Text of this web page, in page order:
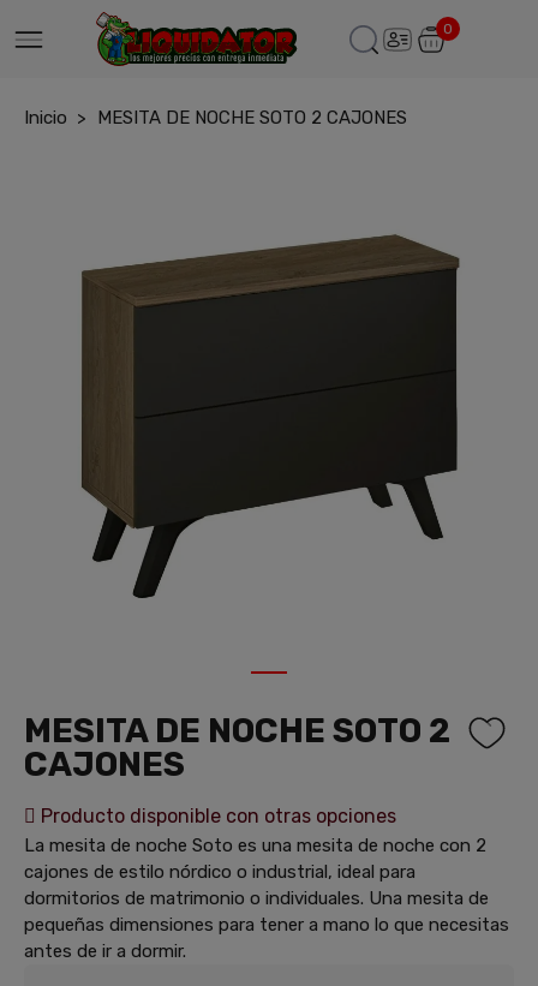
0
Inicio MESITA DE NOCHE SOTO 2 CAJONES
MESITA DE NOCHE SOTO 2
CAJONES
Producto disponible con otras opciones
La mesita de noche Soto es una mesita de noche con 2
cajones de estilo nórdico o industrial, ideal para
dormitorios de matrimonio o individuales. Una mesita de
pequeñas dimensiones para tener a mano lo que necesitas
antes de ir a dormir.